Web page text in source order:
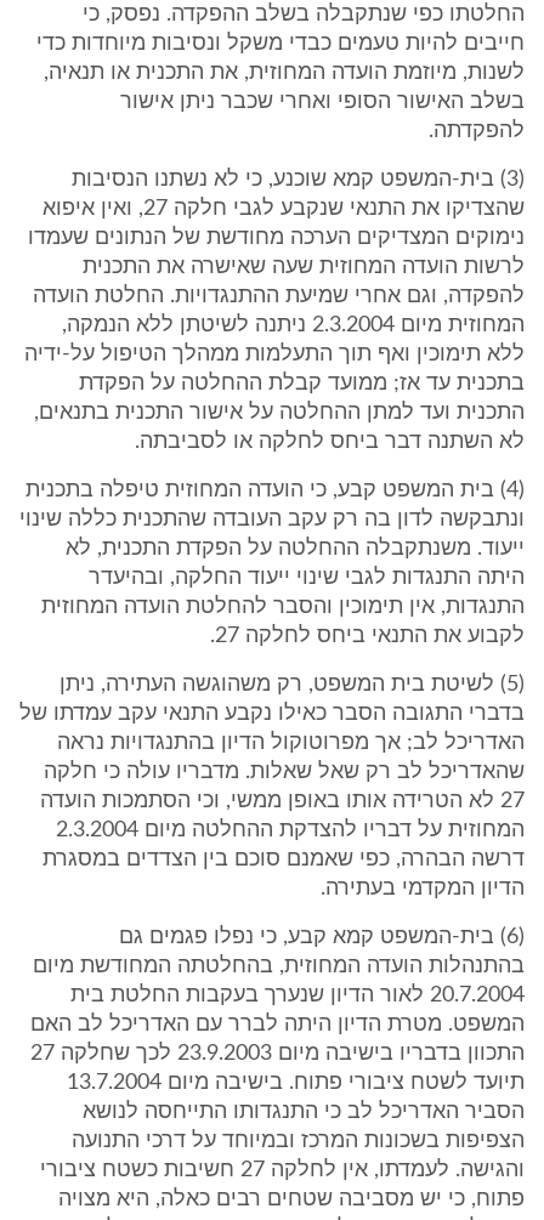
החלטתו כפי שנתקבלה בשלב ההפקדה. נפסק, כי
חייבים להיות טעמים כבדי משקל ונסיבות מיוחדות כדי
לשנות, מיוזמת הועדה המחוזית, את התכנית או תנאיה,
בשלב האישור הסופי ואחרי שכבר ניתן אישור
להפקדתה.
(3) בית-המשפט קמא שוכנע, כי לא נשתנו הנסיבות
שהצדיקו את התנאי שנקבע לגבי חלקה 27, ואין איפוא
נימוקים המצדיקים הערכה מחודשת של הנתונים שעמדו
לרשות הועדה המחוזית שעה שאישרה את התכנית
להפקדה, וגם אחרי שמיעת ההתנגדויות. החלטת הועדה
המחוזית מיום 2.3.2004 ניתנה לשיטתן ללא הנמקה,
ללא תימוכין ואף תוך התעלמות ממהלך הטיפול על-ידיה
בתכנית עד אז; ממועד קבלת ההחלטה על הפקדת
התכנית ועד למתן ההחלטה על אישור התכנית בתנאים,
לא השתנה דבר ביחס לחלקה או לסביבתה.
(4) בית המשפט קבע, כי הועדה המחוזית טיפלה בתכנית
ונתבקשה לדון בה רק עקב העובדה שהתכנית כללה שינוי
ייעוד. משנתקבלה ההחלטה על הפקדת התכנית, לא
היתה התנגדות לגבי שינוי ייעוד החלקה, ובהיעדר
התנגדות, אין תימוכין והסבר להחלטת הועדה המחוזית
לקבוע את התנאי ביחס לחלקה 27.
(5) לשיטת בית המשפט, רק משהוגשה העתירה, ניתן
בדברי התגובה הסבר כאילו נקבע התנאי עקב עמדתו של
האדריכל לב; אך מפרוטוקול הדיון בהתנגדויות נראה
שהאדריכל לב רק שאל שאלות. מדבריו עולה כי חלקה
27 לא הטרידה אותו באופן ממשי, וכי הסתמכות הועדה
המחוזית על דבריו להצדקת ההחלטה מיום 2.3.2004
דרשה הבהרה, כפי שאמנם סוכם בין הצדדים במסגרת
הדיון המקדמי בעתירה.
(6) בית-המשפט קמא קבע, כי נפלו פגמים גם
בהתנהלות הועדה המחוזית, בהחלטתה המחודשת מיום
20.7.2004 לאור הדיון שנערך בעקבות החלטת בית
המשפט. מטרת הדיון היתה לברר עם האדריכל לב האם
התכוון בדבריו בישיבה מיום 23.9.2003 לכך שחלקה 27
תיועד לשטח ציבורי פתוח. בישיבה מיום 13.7.2004
הסביר האדריכל לב כי התנגדותו התייחסה לנושא
הצפיפות בשכונות המרכז ובמיוחד על דרכי התנועה
והגישה. לעמדתו, אין לחלקה 27 חשיבות כשטח ציבורי
פתוח, כי יש מסביבה שטחים רבים כאלה, היא מצויה